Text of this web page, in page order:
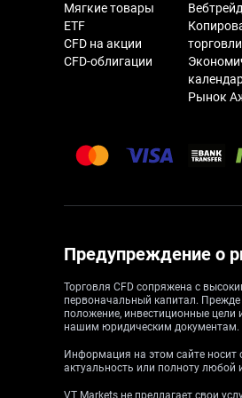
Мягкие товары
ETF
CFD на акции
CFD-облигации
торговли
Рынок
Предупреждение о
Торговля CFD сопряжена с
первоначальный капитал.
положение, инвестиционные цели
нашим юридическим документам.
Информация на этом сайте носит
актуальность или полноту любой
VT Markets не предлагает свои